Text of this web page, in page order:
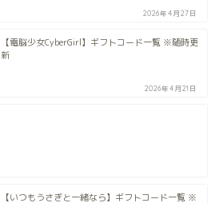
2026年4月27日
【電脳少女CyberGirl】ギフトコード一覧 ※随時更
新
2026年4月21日
【いつもうさぎと一緒なら】ギフトコード一覧 ※